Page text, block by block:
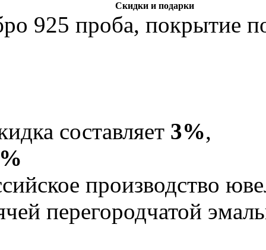
Скидки и подарки
925 проба, покрытие
составляет 3%,
производство
перегородчатой